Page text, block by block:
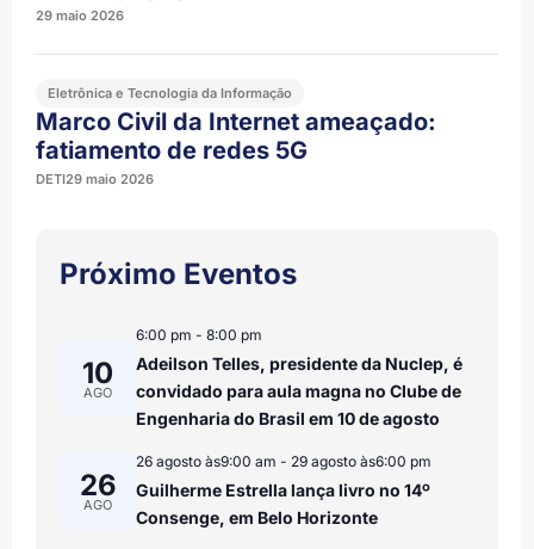
29 maio 2026
Eletrônica e Tecnologia da Informação
Marco Civil da Internet ameaçado:
fatiamento de redes 5G
DETI29 maio 2026
Próximo Eventos
AGO
10
6:00 pm - 8:00 pm
Adeilson Telles, presidente da Nuclep, é
convidado para aula magna no Clube de
Engenharia do Brasil em 10 de agosto
AGO
26
26 agosto às9:00 am - 29 agosto às6:00 pm
Guilherme Estrella lança livro no 14º
Consenge, em Belo Horizonte